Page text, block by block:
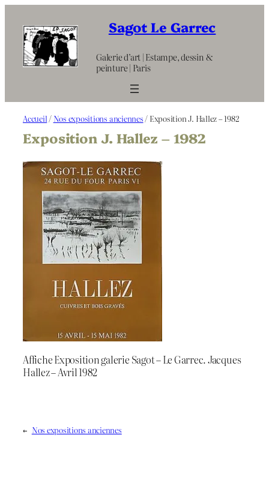
contenu
Sagot Le Garrec
Galerie d’art | Estampe, dessin &
peinture | Paris
Accueil / Nos expositions anciennes / Exposition J. Hallez – 1982
Exposition J. Hallez – 1982
Affiche Exposition galerie Sagot – Le Garrec. Jacques
Hallez – Avril 1982
← Nos expositions anciennes